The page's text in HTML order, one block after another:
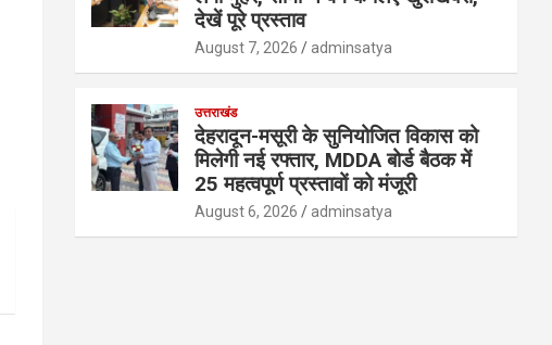
देखें पूरे प्रस्ताव
August 7, 2026 adminsatya
उत्तराखंड
देहरादून-मसूरी के सुनियोजित विकास को
मिलेगी नई रफ्तार, MDDA बोर्ड बैठक में
25 महत्वपूर्ण प्रस्तावों को मंजूरी
August 6, 2026 adminsatya